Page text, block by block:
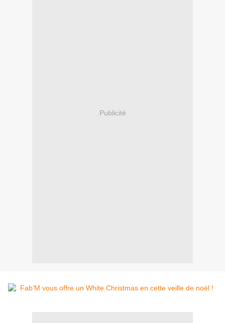
Publicité